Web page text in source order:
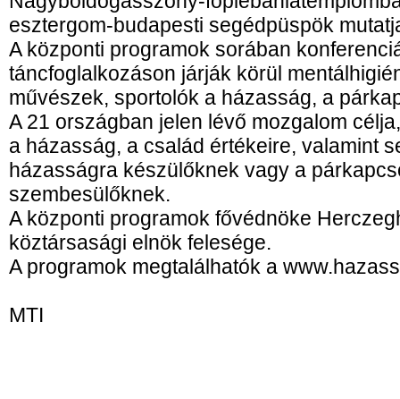
esztergom-budapesti segédpüspök
A központi programok sorában
táncfoglalkozáson járják körül
művészek, sportolók a házasság, a
A 21 országban jelen lévő mozgalom
a házasság, a család értékeire, valamint
házasságra készülőknek vagy a
szembesülőknek.
A központi programok fővédnöke
köztársasági elnök felesége.
A programok megtalálhatók a
MTI